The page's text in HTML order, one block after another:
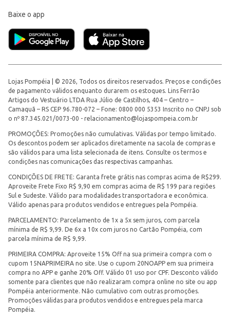
Baixe o app
Lojas Pompéia | © 2026, Todos os direitos reservados. Preços e condições
de pagamento válidos enquanto durarem os estoques. Lins Ferrão
Artigos do Vestuário LTDA Rua Júlio de Castilhos, 404 – Centro –
Camaquã – RS CEP 96.780-072 – Fone: 0800 000 5353 Inscrito no CNPJ sob
o nº 87.345.021/0073-00 - relacionamento@lojaspompeia.com.br
PROMOÇÕES: Promoções não cumulativas. Válidas por tempo limitado.
Os descontos podem ser aplicados diretamente na sacola de compras e
são válidos para uma lista selecionada de itens. Consulte os termos e
condições nas comunicações das respectivas campanhas.
CONDIÇÕES DE FRETE: Garanta frete grátis nas compras acima de R$299.
Aproveite Frete Fixo R$ 9,90 em compras acima de R$ 199 para regiões
Sul e Sudeste. Válido para modalidades transportadora e econômica.
Válido apenas para produtos vendidos e entregues pela Pompéia.
PARCELAMENTO: Parcelamento de 1x a 5x sem juros, com parcela
mínima de R$ 9,99. De 6x a 10x com juros no Cartão Pompéia, com
parcela mínima de R$ 9,99.
PRIMEIRA COMPRA: Aproveite 15% Off na sua primeira compra com o
cupom 15NAPRIMEIRA no site. Use o cupom 20NOAPP em sua primeira
compra no APP e ganhe 20% Off. Válido 01 uso por CPF. Desconto válido
somente para clientes que não realizaram compra online no site ou app
Pompéia anteriormente. Não cumulativo com outras promoções.
Promoções válidas para produtos vendidos e entregues pela marca
Pompéia.